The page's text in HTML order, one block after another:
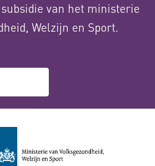
van het ministerie
Welzijn en Sport.